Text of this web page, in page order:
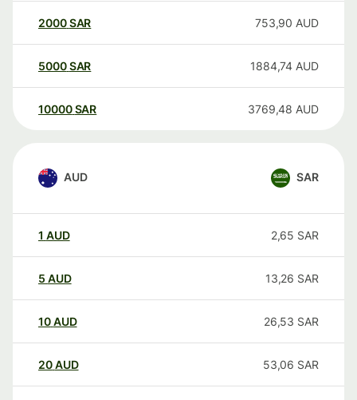
2000SAR 753,90 AUD
5000SAR 1884,74 AUD
10000 SAR 3769,48 AUD
AUD SAR
1 AUD 2,65 SAR
5 AUD 13,26 SAR
10AUD 26,53 SAR
20AUD 53,06 SAR